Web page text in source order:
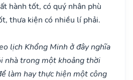
hành tốt, có quý nhân phù
thưa kiện có nhiều lí phải.
lịch Khổng Minh ở đây nghĩa
nhà trong một khoảng thời
làm hay thực hiện một công